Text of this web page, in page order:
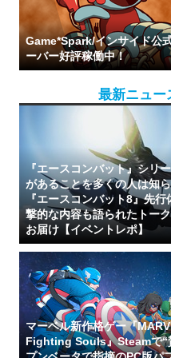
Game*Spark/インサイド公
ーバー好評稼働中！
最新ニュー
『エースコンバット』シリ
があることを多くの人は知
『エースコンバット8』先
撃的な内容も語られたトー
お届け【イベントレポ】
マーベル新作格ゲー『
Fighting Souls』Steamで“